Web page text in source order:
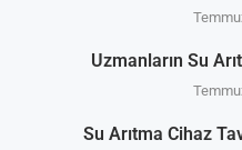
Uzmanların Su
Su Arıtma Cihaz